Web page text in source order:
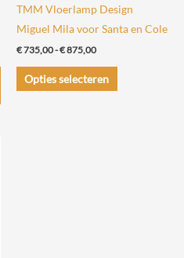
TMM Vloerlamp Design
Miguel Mila voor Santa en Cole
€735,00-€875,00Prijsklasse:
tot
€ 875,00
Opties selecteren
Dit
product